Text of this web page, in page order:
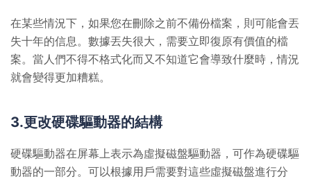
在某些情況下，如果您在刪除之前不備份檔案，則可能會丟
失十年的信息。數據丟失很大，需要立即復原有價值的檔
案。當人們不得不格式化而又不知道它會導致什麼時，情況
就會變得更加糟糕。
3.更改硬碟驅動器的結構
硬碟驅動器在屏幕上表示為虛擬磁盤驅動器，可作為硬碟驅
動器的一部分。可以根據用戶需要對這些虛擬磁盤進行分